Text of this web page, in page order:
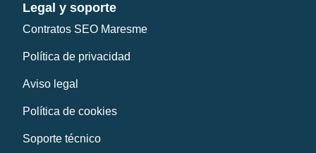
Legal y soporte
Contratos SEO Maresme
Política de privacidad
Aviso legal
Política de cookies
Soporte técnico